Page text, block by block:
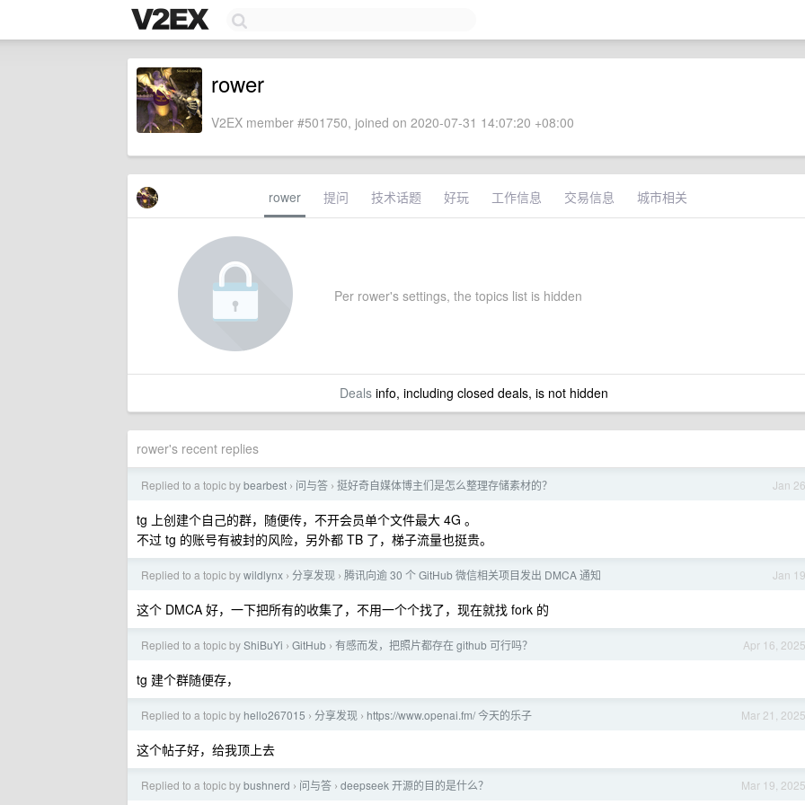
rower
V2EX member #501750, joined on 2020-07-31 14:07:20 +08:00
rower 提问 技术话题 好玩 工作信息 交易信息 城市相关
Per rower's settings, the topics list is hidden
Dealsinfo, including closed deals, is not hidden
rower's recent replies
Jan 26
Replied to a topic bybearbest › 问与答 › 挺好奇自媒体博主们是怎么整理存储素材的？
tg 上创建个自己的群，随便传，不开会员单个文件最大 4G 。
不过 tg 的账号有被封的风险，另外都 TB 了，梯子流量也挺贵。
Jan 19
Replied to a topic bywildlynx › 分享发现 › 腾讯向逾 30 个 GitHub 微信相关项目发出 DMCA 通知
这个 DMCA 好，一下把所有的收集了，不用一个个找了，现在就找 fork 的
Apr 16, 2025
Replied to a topic byShiBuYi › GitHub › 有感而发，把照片都存在 github 可行吗？
tg 建个群随便存，
Mar 21, 2025
Replied to a topic by hello267015 › 分享发现 › https://www.openai.fm/ 今天的乐子
这个帖子好，给我顶上去
Mar 19, 2025
Replied to a topic bybushnerd › 问与答 › deepseek 开源的目的是什么？